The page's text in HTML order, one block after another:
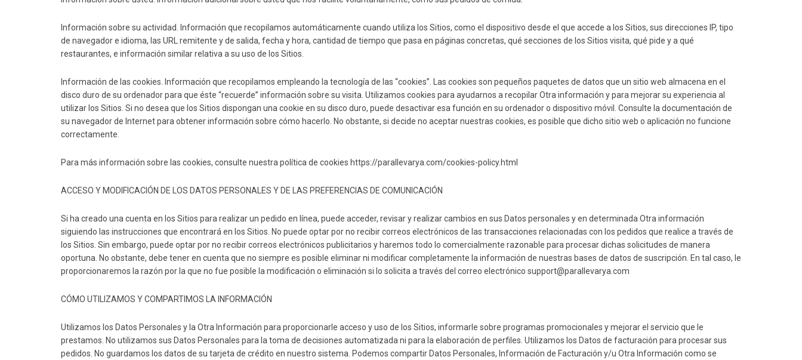
Información sobre su actividad
. Información que recopilamos automáticamente cuando utiliza los Sitios, como el dispositivo desde el que accede a los Sitios, sus direcciones IP, tipo
de navegador e idioma, las URL remitente y de salida, fecha y hora, cantidad de tiempo que pasa en páginas concretas, qué secciones de los Sitios visita, qué pide y a qué
restaurantes, e información similar relativa a su uso de los Sitios.
Información de las cookies . Información que recopilamos empleando la tecnología de las “cookies”. Las cookies son pequeños paquetes de datos que un sitio web almacena en el
disco duro de su ordenador para que éste “recuerde” información sobre su visita. Utilizamos cookies para ayudarnos a recopilar Otra información y para mejorar su experiencia al
utilizar los Sitios. Si no desea que los Sitios dispongan una cookie en su disco duro, puede desactivar esa función en su ordenador o dispositivo móvil. Consulte la documentación de
su navegador de Internet para obtener información sobre cómo hacerlo. No obstante, si decide no aceptar nuestras cookies, es posible que dicho sitio web o aplicación no funcione
correctamente.
Para más información sobre las cookies, consulte nuestra política de cookies https://parallevarya.com/cookies-policy.html
ACCESO Y MODIFICACIÓN DE LOS DATOS PERSONALES Y DE LAS PREFERENCIAS DE COMUNICACIÓN
Si ha creado una cuenta en los Sitios para realizar un pedido en línea, puede acceder, revisar y realizar cambios en sus Datos personales y en determinada Otra información
siguiendo las instrucciones que encontrará en los Sitios. No puede optar por no recibir correos electrónicos de las transacciones relacionadas con los pedidos que realice a través de
los Sitios. Sin embargo, puede optar por no recibir correos electrónicos publicitarios y haremos todo lo comercialmente razonable para procesar dichas solicitudes de manera
oportuna. No obstante, debe tener en cuenta que no siempre es posible eliminar ni modificar completamente la información de nuestras bases de datos de suscripción. En tal caso, le
proporcionaremos la razón por la que no fue posible la modificación o eliminación si lo solicita a través del correo electrónico support@parallevarya.com
CÓMO UTILIZAMOS Y COMPARTIMOS LA INFORMACIÓN
Utilizamos los Datos Personales y la Otra Información para proporcionarle acceso y uso de los Sitios, informarle sobre programas promocionales y mejorar el servicio que le
prestamos. No utilizamos sus Datos Personales para la toma de decisiones automatizada ni para la elaboración de perfiles. Utilizamos los Datos de facturación para procesar sus
pedidos. No guardamos los datos de su tarjeta de crédito en nuestro sistema. Podemos compartir Datos Personales, Información de Facturación y/u Otra Información como se